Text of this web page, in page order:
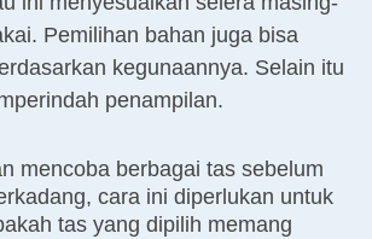
Pemilihan bahan juga bisa
kegunaannya. Selain itu
penampilan.
mencoba berbagai tas sebelum
cara ini diperlukan untuk
tas yang dipilih memang